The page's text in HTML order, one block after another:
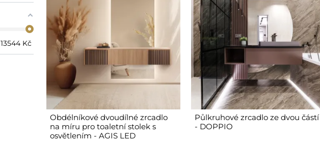
13544 Kč
Obdélníkové dvoudílné zrcadlo
na míru pro toaletní stolek s
osvětlením - AGIS LED
Půlkruhové zrcadlo ze dvou částí
- DOPPIO